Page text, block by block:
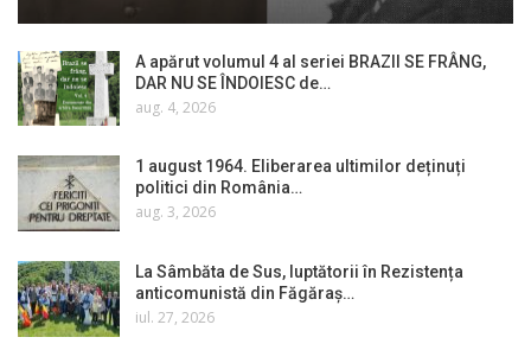
A apărut volumul 4 al seriei BRAZII SE FRÂNG,
DAR NU SE ÎNDOIESC de…
aug. 4, 2026
1 august 1964. Eliberarea ultimilor deținuți
politici din România…
aug. 3, 2026
La Sâmbăta de Sus, luptătorii în Rezistența
anticomunistă din Făgăraș…
iul. 27, 2026